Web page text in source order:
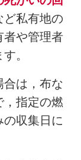
ど私有地の
者や管理者
。
合は，布な
，指定の燃
の収集日に